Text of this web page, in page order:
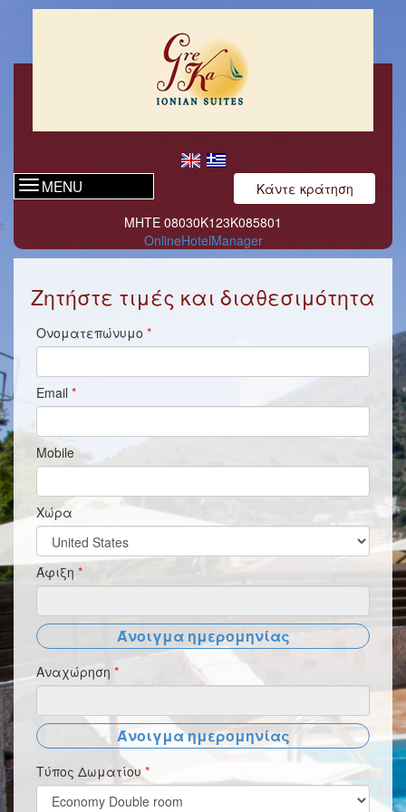
MENU
Κάντε κράτηση
ΜΗΤΕ 08030Κ123Κ085801
OnlineHotelManager
Ζητήστε τιμές και διαθεσιμότητα
Ονοματεπώνυμο *
Email *
Mobile
Χώρα
Άφιξη *
Άνοιγμα ημερομηνίας
Αναχώρηση *
Άνοιγμα ημερομηνίας
Τύπος Δωματίου *